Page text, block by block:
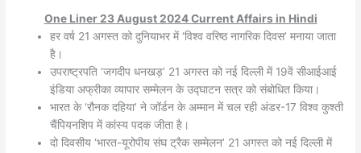
One Liner 23 August 2024 Current Affairs in Hindi
हर वर्ष 21 अगस्त को दुनियाभर में ‘विश्व वरिष्ठ नागरिक दिवस’ मनाया जाता
है।
उपराष्‍ट्रपति ‘जगदीप धनखड़’ 21 अगस्त को नई दिल्‍ली में 19वें सीआईआई
इंडिया अफ्रीका व्‍यापार सम्‍मेलन के उद्घाटन सत्र को संबोधित किया।
भारत के ‘रौनक दहिया’ ने जॉर्डन के अम्मान में चल रही अंडर-17 विश्व कुश्ती
चैंपियनशिप में कांस्य पदक जीता है।
दो दिवसीय ‘भारत-यूरोपीय संघ ट्रैक सम्‍मेलन’ 21 अगस्त को नई दिल्‍ली में